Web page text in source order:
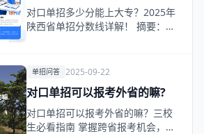
对口单招多少分能上大专？2025年
陕西省单招分数线详解！ 摘要：三
单招问答 2025-09-22
对口单招可以报考外省的嘛?
对口单招可以报考外省的嘛？三校
生必看指南 掌握跨省报考机会，拓